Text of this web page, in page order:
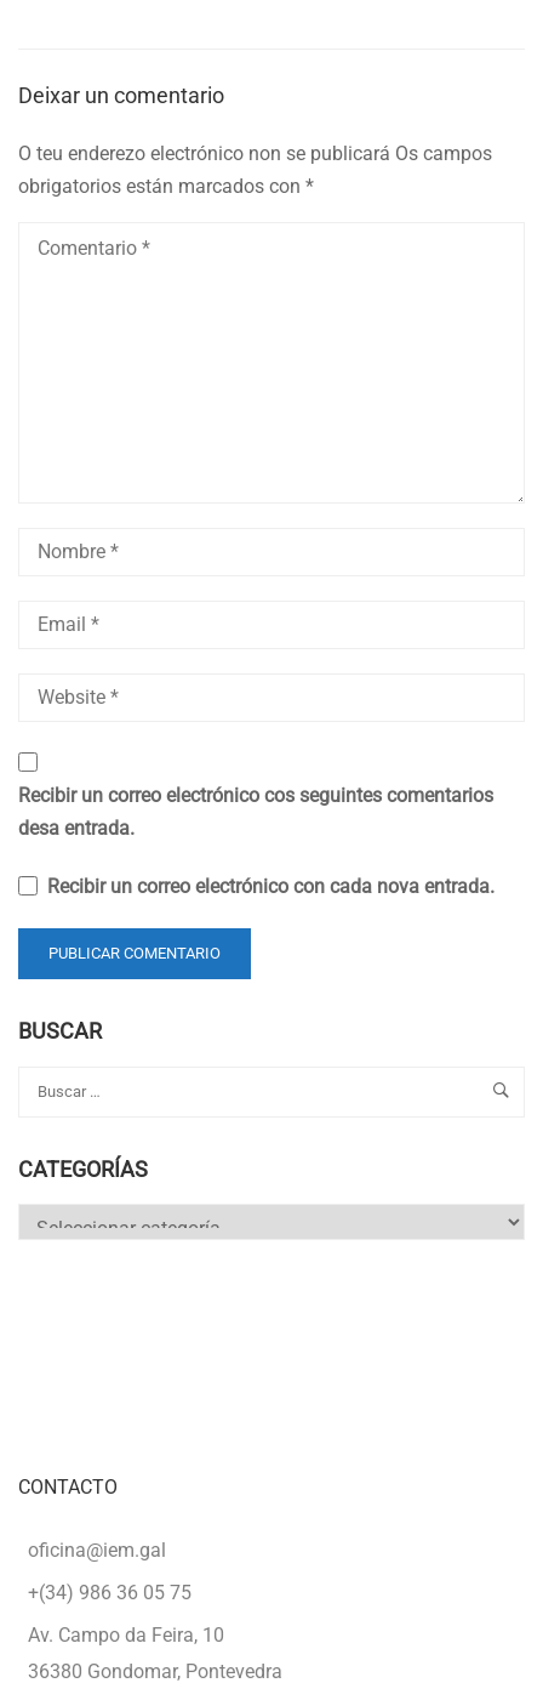
Deixar un comentario
O teu enderezo electrónico non se publicará Os campos
obrigatorios están marcados con *
Recibir un correo electrónico cos seguintes comentarios
desa entrada.
Recibir un correo electrónico con cada nova entrada.
BUSCAR
CATEGORÍAS
Categorías
CONTACTO
oficina@iem.gal
+(34) 986 36 05 75
Av. Campo da Feira, 10
36380 Gondomar, Pontevedra